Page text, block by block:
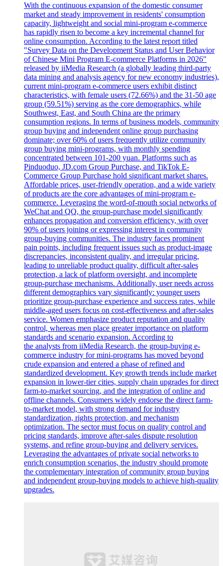
With the continuous expansion of the domestic consumer
market and steady improvement in residents' consumption
capacity, lightweight and social mini-program e-commerce
has rapidly risen to become a key incremental channel for
online consumption. According to the latest report titled
"Survey Data on the Development Status and User Behavior
of Chinese Mini Program E-commerce Platforms in 2026"
released by iiMedia Research (a globally leading third-party
data mining and analysis agency for new economy industries),
current mini-program e-commerce users exhibit distinct
characteristics, with female users (72.66%) and the 31-50 age
group (59.51%) serving as the core demographics, while
Southwest, East, and South China are the primary
consumption regions. In terms of business models, community
group buying and independent online group purchasing
dominate; over 60% of users frequently utilize community
group buying mini-programs, with monthly spending
concentrated between 101-200 yuan. Platforms such as
Pinduoduo, JD.com Group Purchase, and TikTok E-
Commerce Group Purchase hold significant market shares.
Affordable prices, user-friendly operation, and a wide variety
of products are the core advantages of mini-program e-
commerce. Leveraging the word-of-mouth social networks of
WeChat and QQ, the group-purchase model significantly
enhances propagation and conversion efficiency, with over
90% of users joining or expressing interest in community
group-buying communities. The industry faces prominent
pain points, including frequent issues such as product-image
discrepancies, inconsistent quality, and irregular pricing,
leading to unreliable product quality, difficult after-sales
protection, a lack of platform oversight, and incomplete
group-purchase mechanisms. Additionally, user needs across
different demographics vary significantly: younger users
prioritize group-purchase experience and success rates, while
middle-aged users focus on cost-effectiveness and after-sales
service. Women emphasize product reputation and quality
control, whereas men place greater importance on platform
standards and scenario expansion. According to
the analysts from iiMedia Research, the group-buying e-
commerce industry for mini-programs has moved beyond
crude expansion and entered a phase of refined and
standardized development. Key growth trends include market
expansion in lower-tier cities, supply chain upgrades for direct
farm-to-market sourcing, and the integration of online and
offline channels. Consumers widely endorse the direct farm-
to-market model, with strong demand for industry
standardization, rights protection, and mechanism
optimization. The sector must focus on quality control and
pricing standards, improve after-sales dispute resolution
systems, and refine group-buying and delivery services.
Leveraging the advantages of private social networks to
enrich consumption scenarios, the industry should promote
the complementary integration of community group buying
and independent group-buying models to achieve high-quality
upgrades.